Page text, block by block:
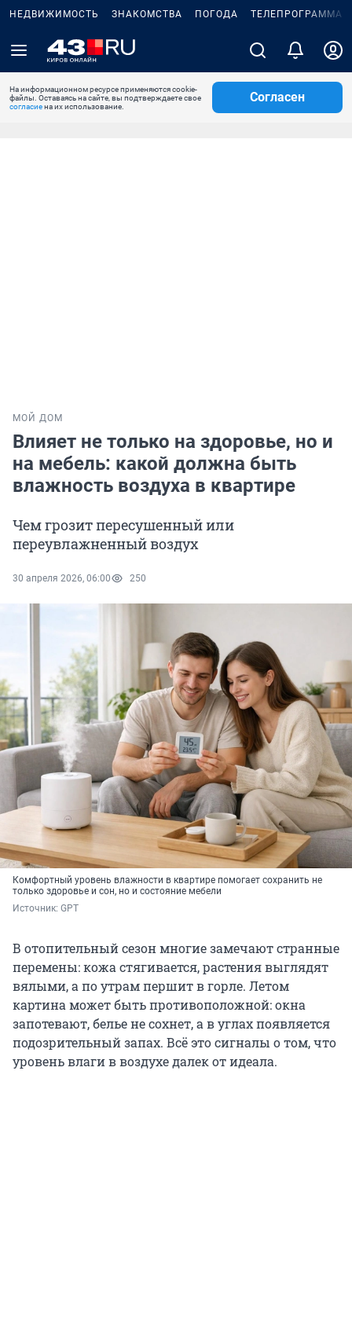
НЕДВИЖИМОСТЬ ЗНАКОМСТВА ПОГОДА ТЕЛЕПРОГРАММА
На информационном ресурсе применяются cookie-
файлы. Оставаясь на сайте, вы подтверждаете свое
согласиена их использование.
Согласен
МОЙ ДОМ
Влияет не только на здоровье, но и
на мебель: какой должна быть
влажность воздуха в квартире
Чем грозит пересушенный или
переувлажненный воздух
30 апреля 2026, 06:00 250
Комфортный уровень влажности в квартире помогает сохранить не
только здоровье и сон, но и состояние мебели
Источник: GPT
В отопительный сезон многие замечают странные
перемены: кожа стягивается, растения выглядят
вялыми, а по утрам першит в горле. Летом
картина может быть противоположной: окна
запотевают, белье не сохнет, а в углах появляется
подозрительный запах. Всё это сигналы о том, что
уровень влаги в воздухе далек от идеала.